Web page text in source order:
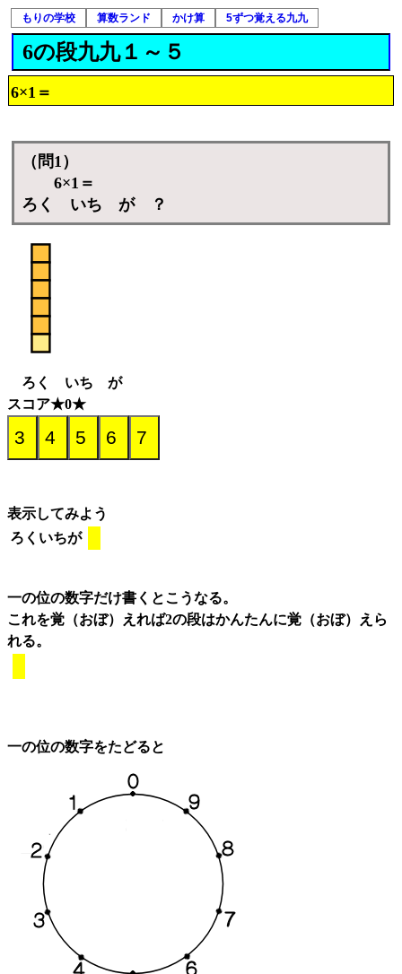
もりの学校 算数ランド かけ算 5ずつ覚える九九
6の段九九１～５
6×1＝
（問1）
6×1＝
ろく いち が ？
ろく いち が
スコア★0★
表示してみよう
ろくいちが
一の位の数字だけ書くとこうなる。
これを覚（おぼ）えれば2の段はかんたんに覚（おぼ）えら
れる。
一の位の数字をたどると